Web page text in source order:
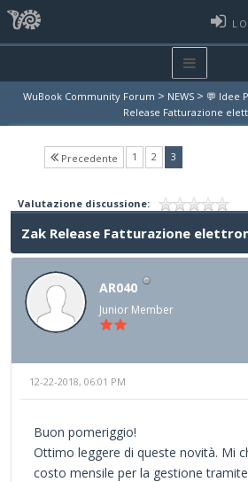
WuBook Community Forum > NEWS > 💬 Idee
Release Fatturazione
Precedente 1 2 3(current)
Valutazione discussione:
Zak Release Fatturazione
AR040
Junior Member
12-22-2018, 06:01 PM
Buon pomeriggio!
Ottimo leggere di queste novità. Mi
costo mensile per la gestione